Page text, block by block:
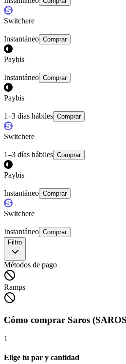
Switchere
Instantáneo Comprar
Paybis
Instantáneo Comprar
Paybis
1–3 días hábiles Comprar
Switchere
1–3 días hábiles Comprar
Paybis
Instantáneo Comprar
Switchere
Instantáneo Comprar
Filtro
Métodos de pago
Ramps
Cómo comprar Saros
1
Elige tu par y cantidad